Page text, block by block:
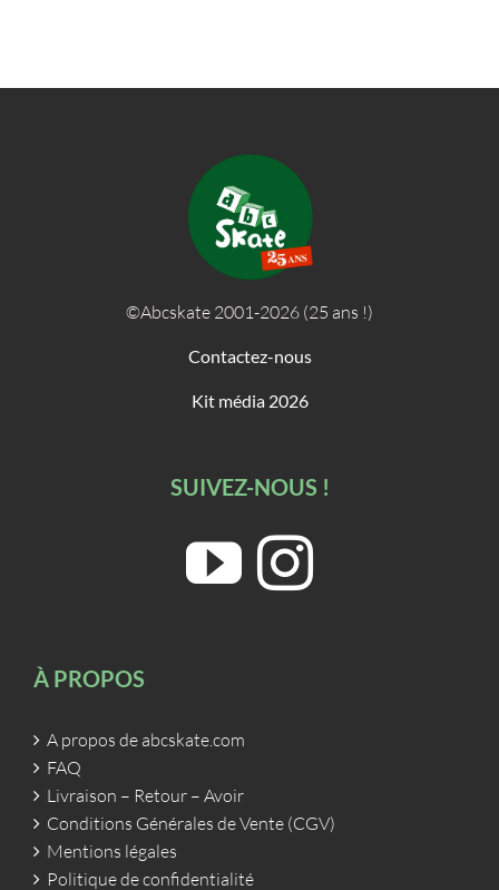
©Abcskate 2001-2026 (25 ans !)
Contactez-nous
Kit média 2026
SUIVEZ-NOUS !
À PROPOS
A propos de abcskate.com
FAQ
Livraison – Retour – Avoir
Conditions Générales de Vente (CGV)
Mentions légales
Politique de confidentialité